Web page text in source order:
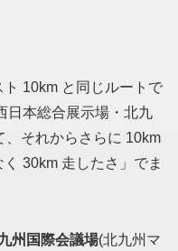
10km と同じルートで
日本総合展示場・北九
、それからさらに 10km
30km 走したさ」でま
州国際会議場(北九州マ